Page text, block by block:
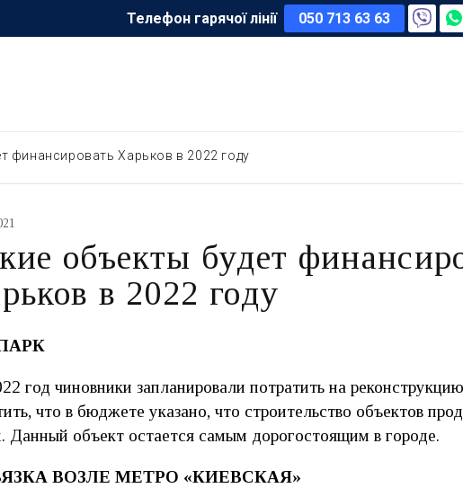
Телефон гарячої лінії 050 713 63 63
финансировать Харьков в 2022 году
объекты будет
в 2022 году
год чиновники запланировали потратить на
что в бюджете указано, что строительство объектов
Данный объект остается самым дорогостоящим в городе.
ВОЗЛЕ МЕТРО «КИЕВСКАЯ»